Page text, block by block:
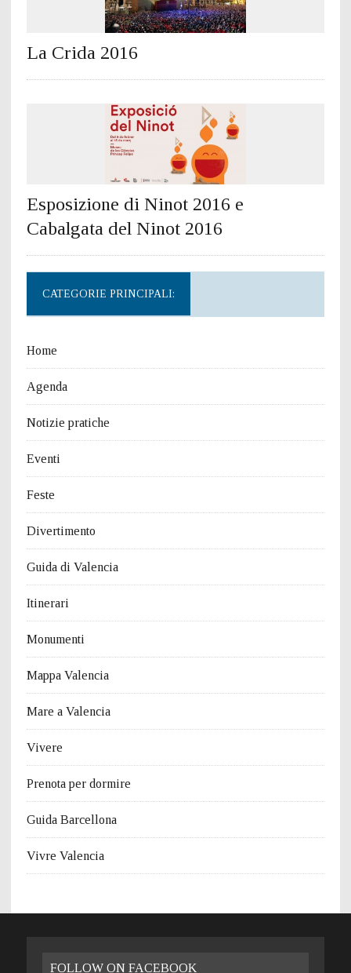
La Crida 2016
Esposizione di Ninot 2016 e
Cabalgata del Ninot 2016
CATEGORIE PRINCIPALI:
Home
Agenda
Notizie pratiche
Eventi
Feste
Divertimento
Guida di Valencia
Itinerari
Monumenti
Mappa Valencia
Mare a Valencia
Vivere
Prenota per dormire
Guida Barcellona
Vivre Valencia
FOLLOW ON FACEBOOK